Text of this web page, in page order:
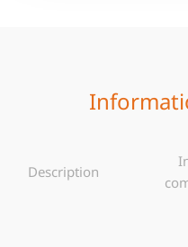
Description